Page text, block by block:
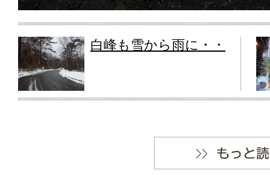
白峰も雪から雨に・・